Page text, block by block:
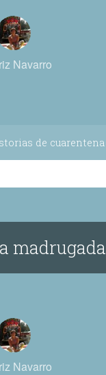
Navarro
de cuarentena
madrugada
Navarro